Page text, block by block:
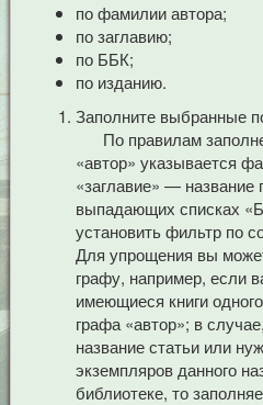
по фамилии автора;
по заглавию;
по ББК;
по изданию.
Заполните выбранные
По правилам
«автор» указывается
«заглавие» — название
выпадающих списках
установить фильтр по
Для упрощения вы
графу, например, если
имеющиеся книги
графа «автор»; в
название статьи или
экземпляров данного
библиотеке, то